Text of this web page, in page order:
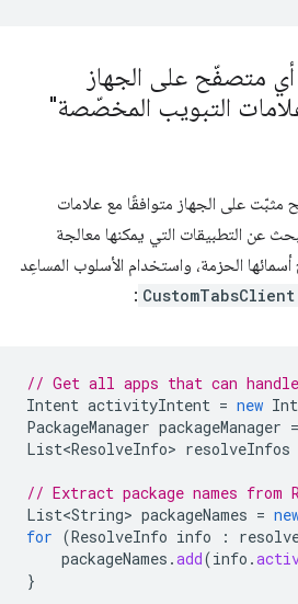
أي متصفّح على الجهاز
التبويب المخصّصة"
مثبّت على الجهاز متوافقًا مع علامات
عن التطبيقات التي يمكنها معالجة
CustomTabsClient
:
// Get all apps that can handle
Intent activityIntent = new
PackageManager packageManager =
List<ResolveInfo> resolveInfos
// Extract package names from
List<String> packageNames =
for (ResolveInfo info :
packageNames .add(info .
}